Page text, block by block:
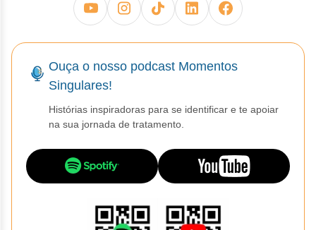
Ouça o nosso podcast Momentos
Singulares!
Histórias inspiradoras para se identificar e te apoiar
na sua jornada de tratamento.